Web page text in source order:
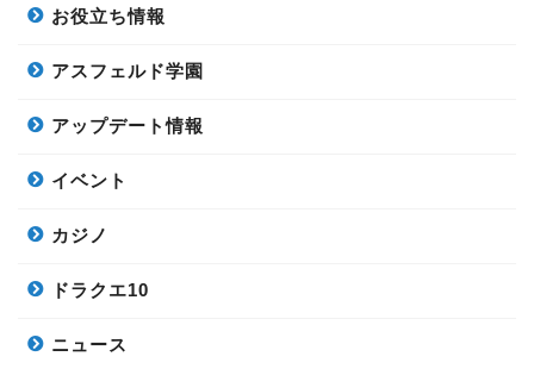
お役立ち情報
アスフェルド学園
アップデート情報
イベント
カジノ
ドラクエ10
ニュース